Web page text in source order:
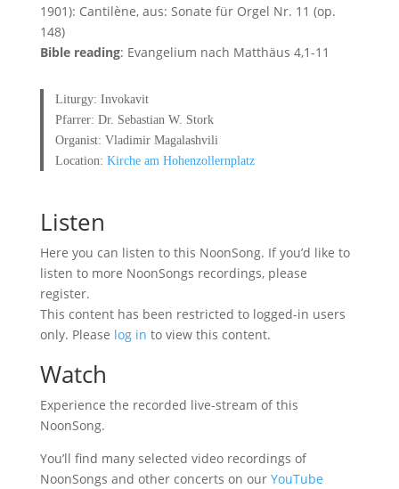
1901): Cantilène, aus: Sonate für Orgel Nr. 11 (op.
148)
Bible reading: Evangelium nach Matthäus 4,1-11
Liturgy: Invokavit
Pfarrer: Dr. Sebastian W. Stork
Organist: Vladimir Magalashvili
Location:Kirche am Hohenzollernplatz
Listen
Here you can listen to this NoonSong. If you’d like to
listen to more NoonSongs recordings, please
register.
This content has been restricted to logged-in users
only. Please log in to view this content.
Watch
Experience the recorded live-stream of this
NoonSong.
You’ll find many selected video recordings of
NoonSongs and other concerts on our YouTube